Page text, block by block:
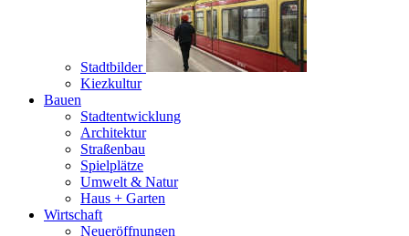
Stadtbilder
Kiezkultur
Bauen
Stadtentwicklung
Architektur
Straßenbau
Spielplätze
Umwelt & Natur
Haus + Garten
Wirtschaft
Neueröffnungen